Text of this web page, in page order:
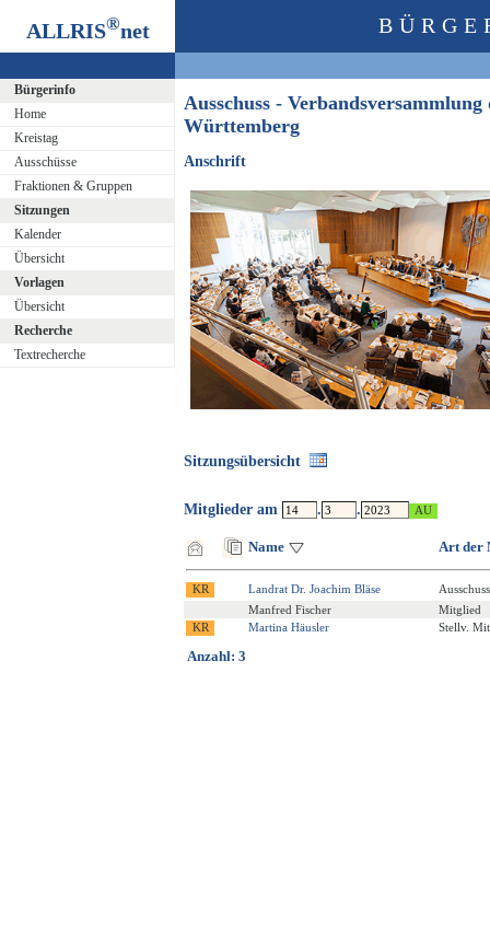
ALLRIS®net
Bürgerinfo
Home
Kreistag
Ausschüsse
Fraktionen & Gruppen
Sitzungen
Kalender
Übersicht
Vorlagen
Übersicht
Recherche
Textrecherche
Ausschuss -
Württemberg
Anschrift
Sitzungsübersicht
Mitglieder am . .
Name Art der
Landrat Dr. Joachim Bläse
Manfred Fischer
Mitglied
Martina Häusler
Stellv.
Anzahl: 3